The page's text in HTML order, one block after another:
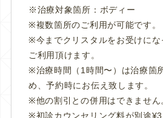
※治療対象箇所：ボディー
※複数箇所のご利用が可能です。
※今までクリスタルをお受けにな
ご利用頂けます。
※治療時間（1時間〜）は治療箇
め、予約時にお伝え致します。
※他の割引との併用はできません
※初診カウンセリング料が別途